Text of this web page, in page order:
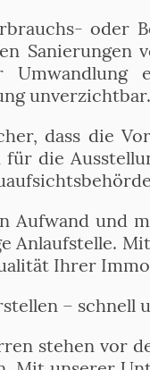
oder
Sanierungen
unverzichtbar.
dass die
die
Aufwand und
Ihrer
– schnell
stehen vor